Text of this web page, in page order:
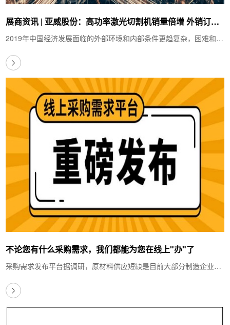
展商资讯 | 亚威股份：高功率激光切割机销量倍增 外销订单
增长27%
2019年中国经济发展面临的外部环境和内部条件更趋复杂，困难和挑
不论您有什么采购需求，我们都能为您在线上"办"了
采购需求发布平台据调研，原材料供应短缺是目前大部分制造企业面